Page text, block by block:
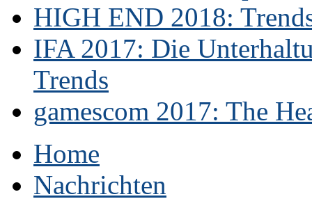
HIGH END 2018:
IFA 2017: Die
Trends
gamescom 2017: The
Home
Nachrichten